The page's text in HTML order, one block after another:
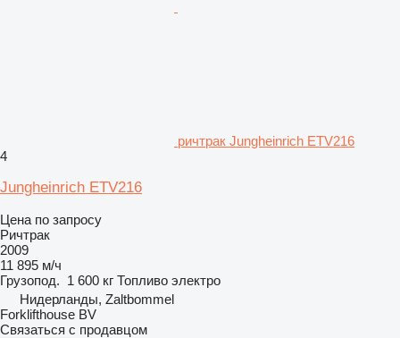
ричтрак Jungheinrich ETV216
4
Jungheinrich ETV216
Цена по запросу
Ричтрак
2009
11 895 м/ч
Грузопод. 1 600 кг Топливо электро
Нидерланды, Zaltbommel
Forklifthouse BV
Связаться с продавцом